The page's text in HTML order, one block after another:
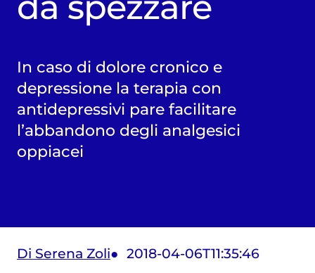
In caso di dolore cronico e
depressione la terapia con
antidepressivi pare facilitare
l’abbandono degli analgesici
oppiacei
Di Serena Zoli 2018-04-06T11:35:46